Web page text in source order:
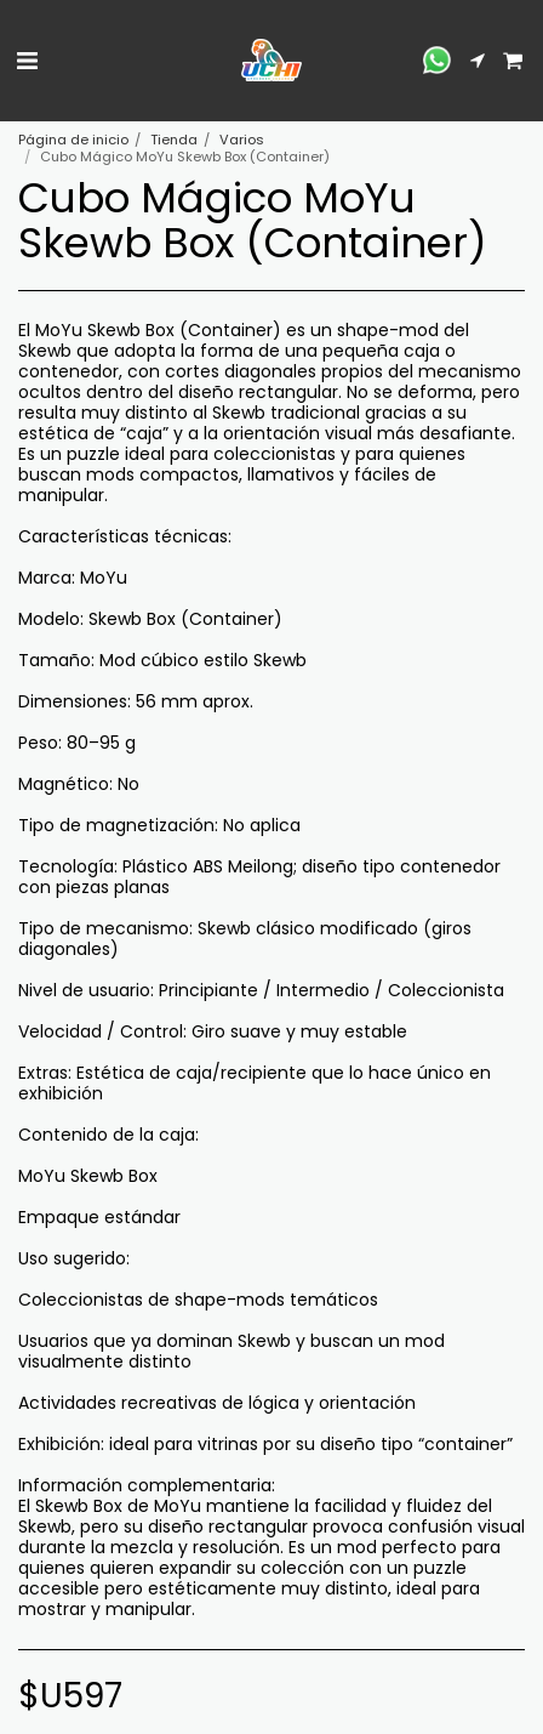
Página de inicio Tienda
Varios
Cubo Mágico MoYu Skewb Box (Container)
Cubo Mágico MoYu
Skewb Box (Container)
El MoYu Skewb Box (Container) es un shape-mod del
Skewb que adopta la forma de una pequeña caja o
contenedor, con cortes diagonales propios del mecanismo
ocultos dentro del diseño rectangular. No se deforma, pero
resulta muy distinto al Skewb tradicional gracias a su
estética de “caja” y a la orientación visual más desafiante.
Es un puzzle ideal para coleccionistas y para quienes
buscan mods compactos, llamativos y fáciles de
manipular.
Características técnicas:
Marca: MoYu
Modelo: Skewb Box (Container)
Tamaño: Mod cúbico estilo Skewb
Dimensiones: 56 mm aprox.
Peso: 80–95 g
Magnético: No
Tipo de magnetización: No aplica
Tecnología: Plástico ABS Meilong; diseño tipo contenedor
con piezas planas
Tipo de mecanismo: Skewb clásico modificado (giros
diagonales)
Nivel de usuario: Principiante / Intermedio / Coleccionista
Velocidad / Control: Giro suave y muy estable
Extras: Estética de caja/recipiente que lo hace único en
exhibición
Contenido de la caja:
MoYu Skewb Box
Empaque estándar
Uso sugerido:
Coleccionistas de shape-mods temáticos
Usuarios que ya dominan Skewb y buscan un mod
visualmente distinto
Actividades recreativas de lógica y orientación
Exhibición: ideal para vitrinas por su diseño tipo “container”
Información complementaria:
El Skewb Box de MoYu mantiene la facilidad y fluidez del
Skewb, pero su diseño rectangular provoca confusión visual
durante la mezcla y resolución. Es un mod perfecto para
quienes quieren expandir su colección con un puzzle
accesible pero estéticamente muy distinto, ideal para
mostrar y manipular.
$U597